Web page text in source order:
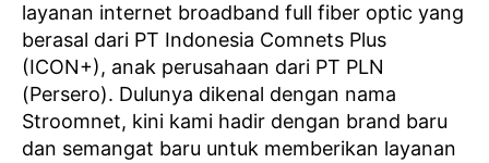
layanan internet broadband full fiber optic yang
berasal dari PT Indonesia Comnets Plus
(ICON+), anak perusahaan dari PT PLN
(Persero). Dulunya dikenal dengan nama
Stroomnet, kini kami hadir dengan brand baru
dan semangat baru untuk memberikan layanan